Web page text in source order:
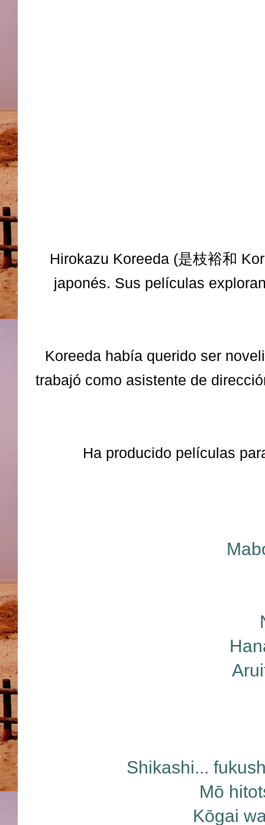
Hirokazu Koreeda (是枝裕和
japonés. Sus películas
Koreeda había querido ser
trabajó como asistente de
Ha producido películas
Shikashi...
Mō
Kōgai